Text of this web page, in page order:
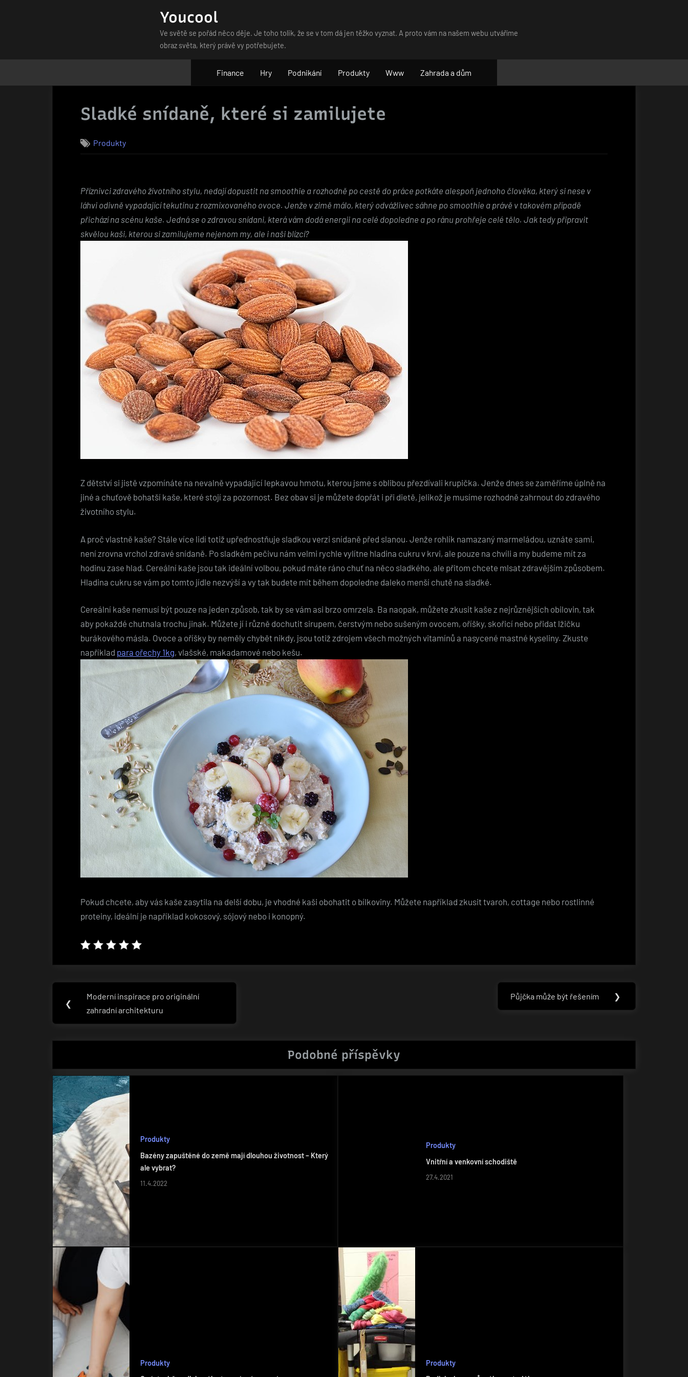
Youcool
Ve světě se pořád něco děje. Je toho tolik, že se v tom dá jen těžko vyznat. A proto vám na našem webu utváříme
obraz světa, který právě vy potřebujete.
Finance Hry Podnikání Produkty Www Zahrada a dům
Sladké snídaně, které si zamilujete
Produkty
Příznivci zdravého životního stylu, nedají dopustit na smoothie a rozhodně po cestě do práce potkáte alespoň jednoho člověka, který si nese v
láhvi odivně vypadající tekutinu z rozmixovaného ovoce. Jenže v zimě málo, který odvážlivec sáhne po smoothie a právě v takovém případě
přichází na scénu kaše. Jedná se o zdravou snídani, která vám dodá energii na celé dopoledne a po ránu prohřeje celé tělo. Jak tedy připravit
skvělou kaši, kterou si zamilujeme nejenom my, ale i naši blízcí?
Z dětství si jistě vzpomínáte na nevalně vypadající lepkavou hmotu, kterou jsme s oblibou přezdívali krupička. Jenže dnes se zaměříme úplně na
jiné a chuťově bohatší kaše, které stojí za pozornost. Bez obav si je můžete dopřát i při dietě, jelikož je musíme rozhodně zahrnout do zdravého
životního stylu.
A proč vlastně kaše? Stále více lidí totiž upřednostňuje sladkou verzi snídaně před slanou. Jenže rohlík namazaný marmeládou, uznáte sami,
není zrovna vrchol zdravé snídaně. Po sladkém pečivu nám velmi rychle vylítne hladina cukru v krvi, ale pouze na chvíli a my budeme mít za
hodinu zase hlad. Cereální kaše jsou tak ideální volbou, pokud máte ráno chuť na něco sladkého, ale přitom chcete mlsat zdravějším způsobem.
Hladina cukru se vám po tomto jídle nezvýší a vy tak budete mít během dopoledne daleko menší chutě na sladké.
Cereální kaše nemusí být pouze na jeden způsob, tak by se vám asi brzo omrzela. Ba naopak, můžete zkusit kaše z nejrůznějších obilovin, tak
aby pokaždé chutnala trochu jinak. Můžete jí i různě dochutit sirupem, čerstvým nebo sušeným ovocem, oříšky, skořicí nebo přidat lžičku
burákového másla. Ovoce a oříšky by neměly chybět nikdy, jsou totiž zdrojem všech možných vitamínů a nasycené mastné kyseliny. Zkuste
například para ořechy 1kg, vlašské, makadamové nebo kešu.
Pokud chcete, aby vás kaše zasytila na delší dobu, je vhodné kaši obohatit o bílkoviny. Můžete například zkusit tvaroh, cottage nebo rostlinné
proteiny, ideální je například kokosový, sójový nebo i konopný.
Navigace
pro
❮
Previous
Post:
Moderní inspirace pro originální
zahradní architekturu
Next
Půjčka může být řešením ❯
Podobné příspěvky
Produkty
Bazény zapuštěné do země mají dlouhou životnost – Který
ale vybrat?
11.4.2022
Produkty
Vnitřní a venkovní schodiště
27.4.2021
Produkty
Produkty